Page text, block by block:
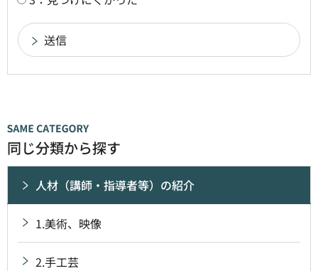
同じ分類から探す
人材（講師・指導者等）の紹介
1.美術、映像
2.手工芸